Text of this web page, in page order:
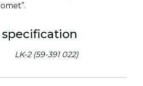
LK-2 (59-391 022)